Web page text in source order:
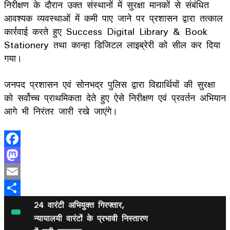
निरीक्षण के दौरान उक्त संस्थानों में सुरक्षा मानकों से संबंधित
आवश्यक व्यवस्थाओं में कमी पाए जाने पर प्रशासन द्वारा तत्काल
कार्रवाई करते हुए Success Digital Library & Book
Stationery तथा कान्हा डिजिटल लाइब्रेरी को सील कर दिया
गया।
जनपद प्रशासन एवं सोनभद्र पुलिस द्वारा विद्यार्थियों की सुरक्षा
को सर्वोच्च प्राथमिकता देते हुए ऐसे निरीक्षण एवं प्रवर्तन अभियान
आगे भी निरंतर जारी रखे जाएंगे।
Facebook
Mastodon
Email
24 वारंटी अभियुक्त गिरफ्तार,
न्यायालयी वारंटों के प्रभावी निस्तारण